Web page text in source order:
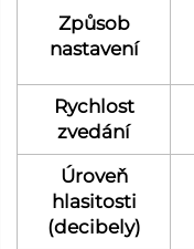
Způsob
nastavení
Rychlost
zvedání
Úroveň
hlasitosti
(decibely)